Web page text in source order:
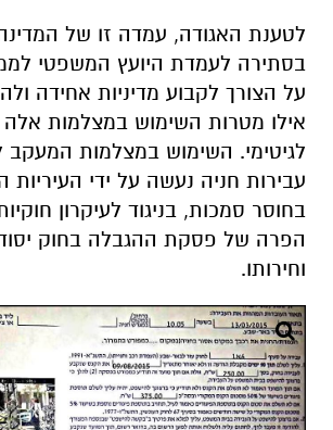
לטענת האגודה, עמדה זו של
בסתירה לעמדת היועץ המשפטי
על הצורך לקבוע מדיניות אחידה
אילו מטרות השימוש במצלמות אלה
לגיטימי. השימוש במצלמות המעקב
עבירות חניה נעשה על ידי העיריות
בחוסר סמכות, בניגוד לעיקרון
הפרה של פסקת ההגבלה בחוק
וחירותו.